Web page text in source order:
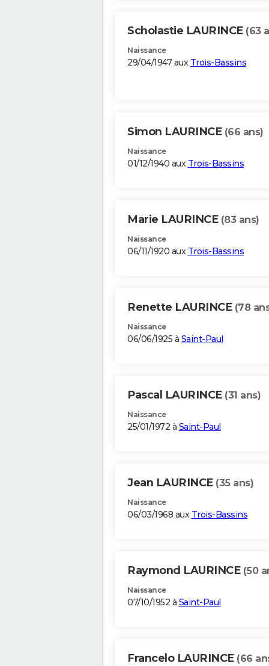
Scholastie LAURINCE (63
Naissance
29/04/1947 aux Trois-Bassins
Simon LAURINCE (66 ans)
Naissance
01/12/1940 aux Trois-Bassins
Marie LAURINCE (83 ans)
Naissance
06/11/1920 aux Trois-Bassins
Renette LAURINCE (78
Naissance
06/06/1925 à Saint-Paul
Pascal LAURINCE (31 ans)
Naissance
25/01/1972 à Saint-Paul
Jean LAURINCE (35 ans)
Naissance
06/03/1968 aux Trois-Bassins
Raymond LAURINCE (50
Naissance
07/10/1952 à Saint-Paul
Francelo LAURINCE (66